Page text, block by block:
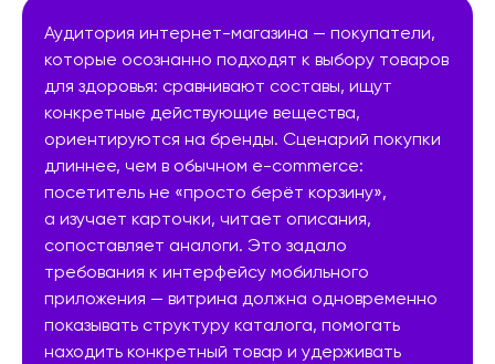
Аудитория интернет-магазина — покупатели,
которые осознанно подходят к выбору товаров
для здоровья: сравнивают составы, ищут
конкретные действующие вещества,
ориентируются на бренды. Сценарий покупки
длиннее, чем в обычном e-commerce:
посетитель не «просто берёт корзину»,
а изучает карточки, читает описания,
сопоставляет аналоги. Это задало
требования к интерфейсу мобильного
приложения — витрина должна одновременно
показывать структуру каталога, помогать
находить конкретный товар и удерживать